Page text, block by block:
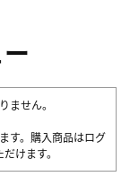
ません。
す。購入商品はログ
けます。